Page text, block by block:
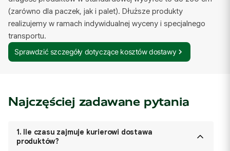
(zarówno dla paczek, jak i palet). Dłuższe produkty
realizujemy w ramach indywidualnej wyceny i specjalnego
transportu.
Sprawdzić szczegóły dotyczące kosztów dostawy
Najczęściej zadawane pytania
1. Ile czasu zajmuje kurierowi dostawa
produktów?